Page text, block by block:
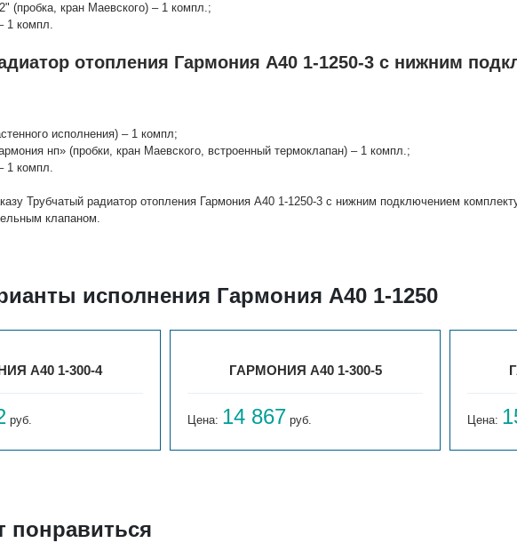
(пробка, кран Маевского) – 1 компл.;
1 компл.
отопления Гармония А40 1-1250-3 с нижним
исполнения) – 1 компл;
нп» (пробки, кран Маевского, встроенный термоклапан) – 1 компл.;
1 компл.
Трубчатый радиатор отопления Гармония А40 1-1250-3 с нижним подключением
клапаном.
исполнения Гармония А40 1-1250
А40 1-300-4
руб.
ГАРМОНИЯ А40 1-300-5
Цена: 14 867 руб. Цена:
понравиться